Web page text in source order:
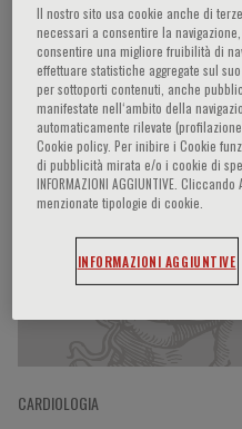
Anna Dominiczak
Partecipazioni
CARDIOLOGIA
Il nostro sito usa cookie anche di
necessari a consentire la
consentire una migliore fruibilità di
effettuare statistiche aggregate sul
per sottoporti contenuti, anche
manifestate nell‘ambito della
automaticamente rilevate
Cookie policy. Per inibire i Cookie
di pubblicità mirata e/o i cookie di
INFORMAZIONI AGGIUNTIVE.
menzionate tipologie di cookie.
INFORMAZIONI AGGIUNTIVE